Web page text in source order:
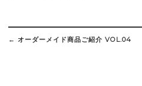
Post
navigation
← オーダーメイド商品ご紹介 VOL.04